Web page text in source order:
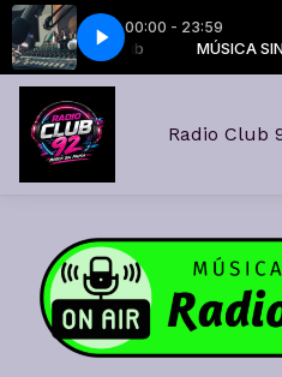
00:00 - 23:59
con Radio Club MÚSICA
(REM) 28 AL 31 JULIO.mp35